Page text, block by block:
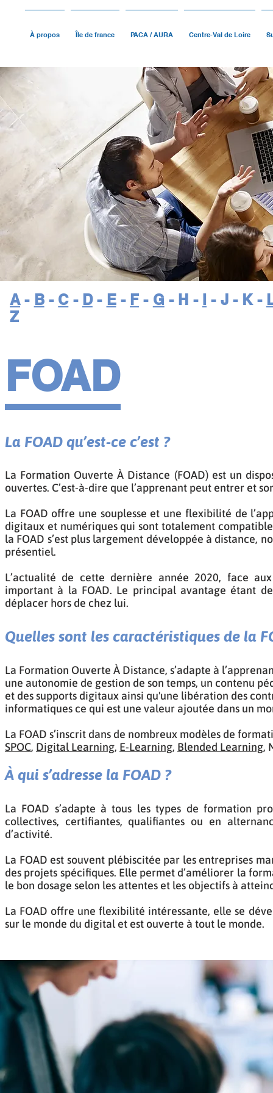
À propos Île de france PACA / AURA Centre-Val de Loire
A- B- C- D- E- F - G - H - - J - K -
Z
FOAD
La FOAD qu’est-ce c’est ?
La Formation Ouverte À Distance (FOAD) est un
ouvertes. C’est-à-dire que l’apprenant peut entrer et
La FOAD offre une souplesse et une flexibilité de
digitaux et numériques qui sont totalement
la FOAD s’est plus largement développée à distance,
présentiel.
L’actualité de cette dernière année 2020, face
important à la FOAD. Le principal avantage étant
déplacer hors de chez lui.
Quelles sont les caractéristiques de la
La Formation Ouverte À Distance, s’adapte à
une autonomie de gestion de son temps, un contenu
et des supports digitaux ainsi qu'une libération des
informatiques ce qui est une valeur ajoutée dans un
La FOAD s’inscrit dans de nombreux modèles de
SPOC, Digital Learning, E-Learning, Blended Learning,
À qui s’adresse la FOAD ?
La FOAD s’adapte à tous les types de formation
collectives, certifiantes, qualifiantes ou en
d’activité.
La FOAD est souvent plébiscitée par les entreprises
des projets spécifiques. Elle permet d’améliorer la
le bon dosage selon les attentes et les objectifs à
La FOAD offre une flexibilité intéressante, elle se
sur le monde du digital et est ouverte à tout le monde.